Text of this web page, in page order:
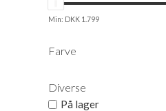
Min: DKK 1.799
Farve
Diverse
På lager